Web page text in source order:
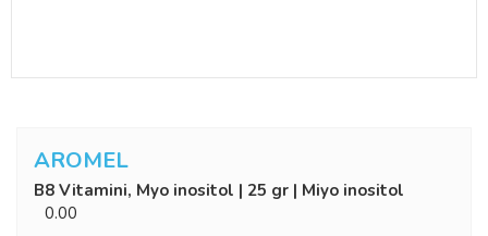
AROMEL
B8 Vitamini, Myo inositol | 25 gr | Miyo inositol
0.00